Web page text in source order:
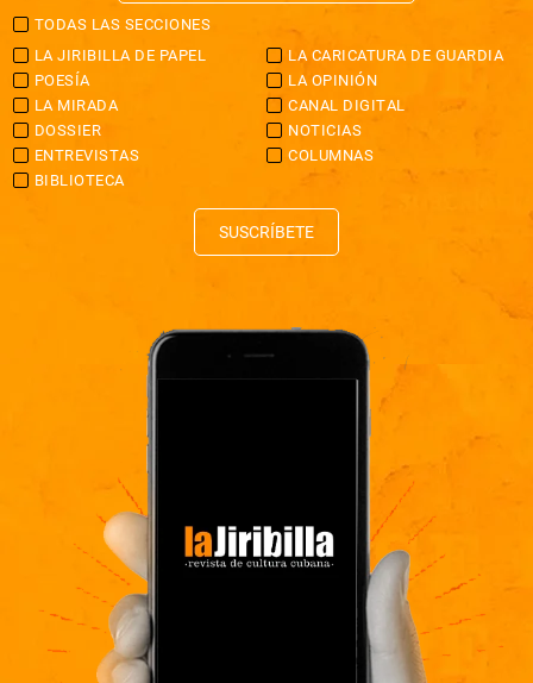
TODAS LAS SECCIONES
LA JIRIBILLA DE PAPEL
LA CARICATURA DE GUARDIA
POESÍA
LA OPINIÓN
LA MIRADA
CANAL DIGITAL
DOSSIER
NOTICIAS
ENTREVISTAS
COLUMNAS
BIBLIOTECA
SUSCRÍBETE